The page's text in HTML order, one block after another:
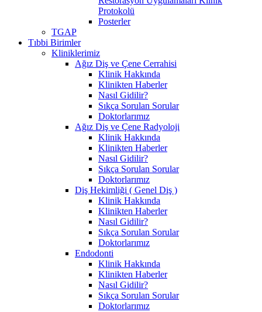
Protokolü
Posterler
TGAP
Tıbbi Birimler
Kliniklerimiz
Ağız Diş ve Çene Cerrahisi
Klinik Hakkında
Klinikten Haberler
Nasıl Gidilir?
Sıkça Sorulan Sorular
Doktorlarımız
Ağız Diş ve Çene Radyoloji
Klinik Hakkında
Klinikten Haberler
Nasıl Gidilir?
Sıkça Sorulan Sorular
Doktorlarımız
Diş Hekimliği ( Genel Diş )
Klinik Hakkında
Klinikten Haberler
Nasıl Gidilir?
Sıkça Sorulan Sorular
Doktorlarımız
Endodonti
Klinik Hakkında
Klinikten Haberler
Nasıl Gidilir?
Sıkça Sorulan Sorular
Doktorlarımız